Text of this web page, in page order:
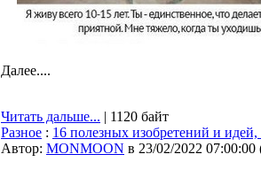
Далее....
Читать дальше... | 1120 байт
Разное : 16 полезных изобретений и
Автор: MONMOON в 23/02/2022 07:00:00